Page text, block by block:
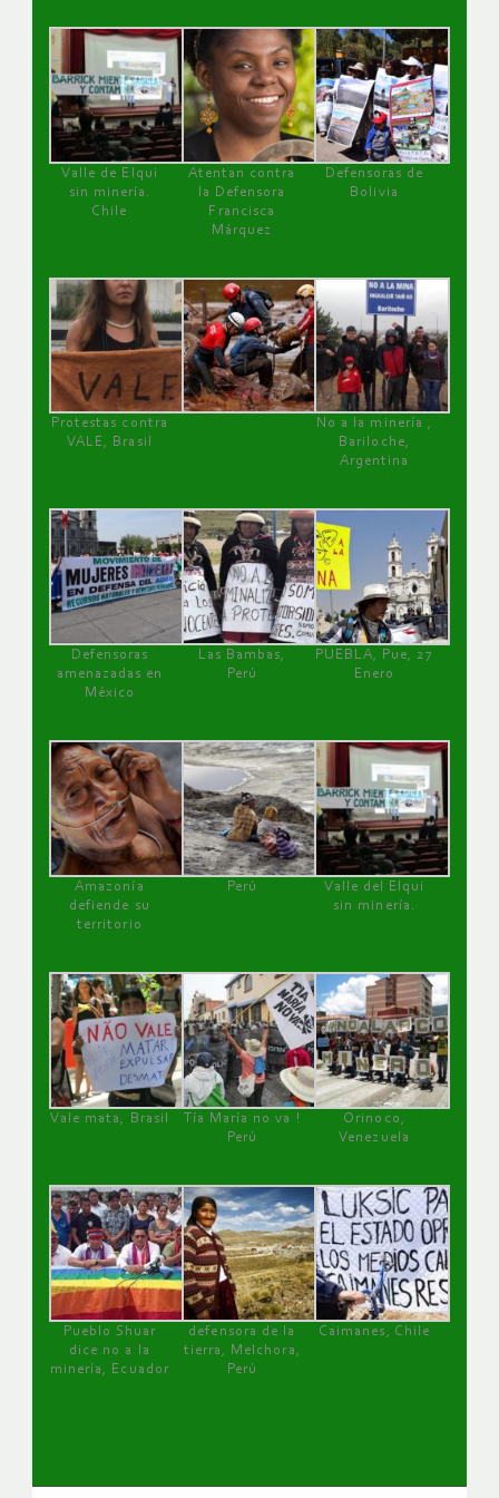
Valle de Elqui
sin minería.
Chile
Atentan contra
la Defensora
Francisca
Márquez
Defensoras de
Bolivia
Protestas contra
VALE, Brasil
No a la minería ,
Bariloche,
Argentina
Defensoras
amenazadas en
México
Las Bambas,
Perú
PUEBLA, Pue, 27
Enero
Amazonía
defiende su
territorio
Perú
Valle del Elqui
sin minería.
Vale mata, Brasil
Tía María no va !
Perú
Orinoco,
Venezuela
Pueblo Shuar
dice no a la
minería, Ecuador
defensora de la
tierra, Melchora,
Perú
Caimanes, Chile